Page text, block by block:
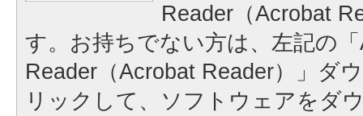
Reader（Acrobat
す。お持ちでない方は、左記の
Reader（Acrobat Reader）」ダ
リックして、ソフトウェアをダ